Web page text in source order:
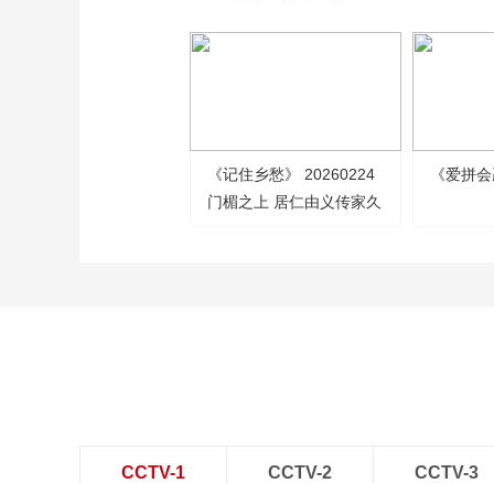
《记住乡愁》 20260224
门楣之上 居仁由义传家久
《爱拼
CCTV-1
CCTV-2
CCTV-3